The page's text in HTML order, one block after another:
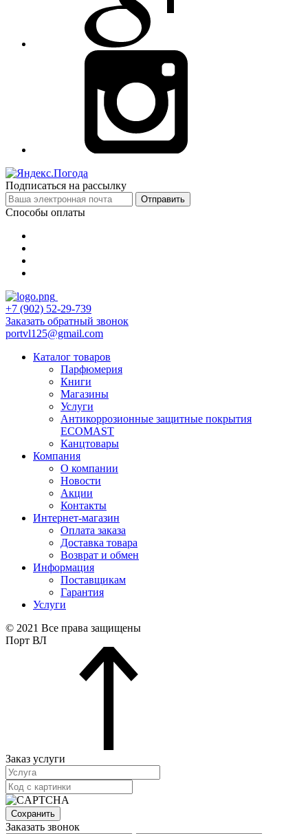
Подписаться на рассылку
Отправить
Способы оплаты
+7 (902) 52-29-739
Заказать обратный звонок
portvl125@gmail.com
Каталог товаров
Парфюмерия
Книги
Магазины
Услуги
Антикоррозионные защитные покрытия
ECOMAST
Канцтовары
Компания
О компании
Новости
Акции
Контакты
Интернет-магазин
Оплата заказа
Доставка товара
Возврат и обмен
Информация
Поставщикам
Гарантия
Услуги
© 2021 Все права защищены
Порт ВЛ
Заказ услуги
Сохранить
Заказать звонок